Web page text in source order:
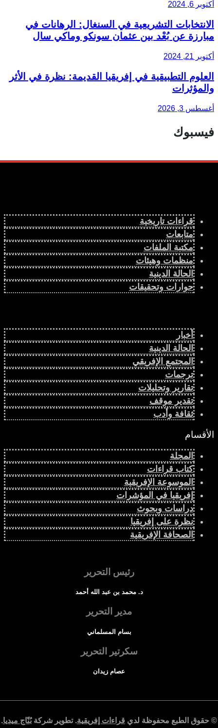
أكتوبر 6, 2024
الانتخابات التشريعية في السنغال: الرهانات في
مبارزة عن بُعْد بين عثمان سونكو وماكي سال
أكتوبر 21, 2024
العلوم التطبيقية في إفريقيا القديمة: نظرة في الأثر
والمؤثرات
أغسطس 3, 2026
فيسبوك
قراءات تاريخية
متابعات
مكتبة الملفات
منظمات وهيئات
الحالة الدينية
حوارات وتحقيقات
أخبار
الحالة الدينية
المجتمع الإفريقي
ترجمات
تقارير وتحليلات
تقدير موقف
ثقافة وأدب
الأقسام
المجلة
كتاب قراءات
الموسوعة الإفريقية
إفريقيا في المؤشرات
دراسات وبحوث
نظرة على إفريقيا
الصحافة الإفريقية
رئيس التحرير
د. محمد بن عبد الله أحمد
مدير التحرير
بسام المسلماني
سكرتير التحرير
عصام زيدان
© حقوق الطبع محفوظة لدي قراءات إفريقية. تطوير شركةبُنّاج ميديا.